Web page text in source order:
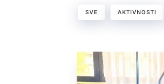
SVE AKTIVNOSTI